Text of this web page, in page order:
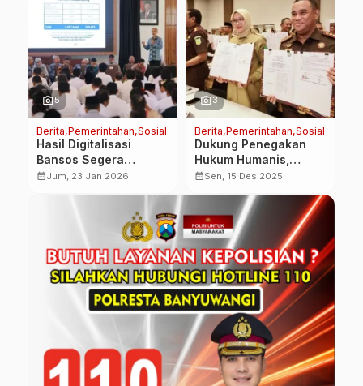
photo_camera5
Berita Pemerintahan Sosial
Hasil Digitalisasi
Bansos Segera
Diumumkan, Warga
calendar_monthJum, 23 Jan 2026
photo_camera3
Berita Pemerintahan Sosial
Dukung Penegakan
Hukum Humanis,
Bupati Ipuk Teken PKS
Kerja Sosial
calendar_monthSen, 15 Des 2025